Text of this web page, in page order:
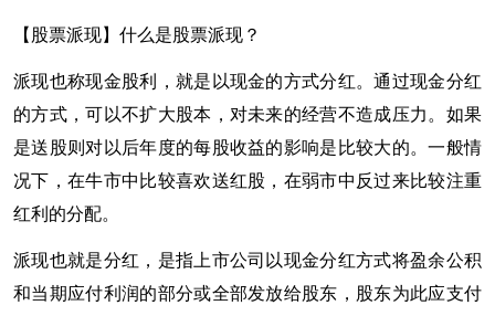
【股票派现】什么是股票派现？
派现也称现金股利，就是以现金的方式分红。通过现金分红
的方式，可以不扩大股本，对未来的经营不造成压力。如果
是送股则对以后年度的每股收益的影响是比较大的。一般情
况下，在牛市中比较喜欢送红股，在弱市中反过来比较注重
红利的分配。
派现也就是分红，是指 上市公司 以现金分红方式将盈余公积
和当期应付利润的部分或全部发放给股东，股东为此应支付